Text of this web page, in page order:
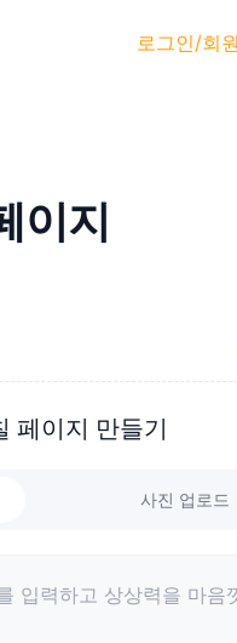
로그인/회
이지
페이지 만들기
사진 업로드